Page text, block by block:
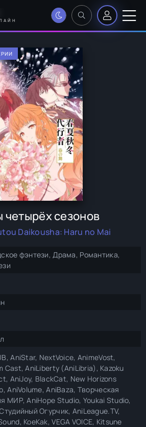
четырёх сезонов
Daikousha: Haru no Mai
фэнтези, Драма, Романтика,
AniStar, NextVoice, AnimeVost,
Cast, AniLiberty (AniLibria), Kazoku
AniJoy, BlackCat, New Horizons
AniVolume, AniBaza, Творческая
МИР, AniHope Studio, Youkai Studio,
Огурчик, AniLeague.TV,
KoeKak, VEGA VOICE, Kitsune